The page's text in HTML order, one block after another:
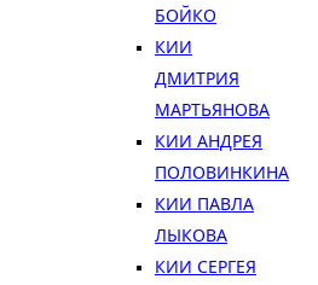
БОЙКО
КИИ
ДМИТРИЯ
МАРТЬЯНОВА
КИИ АНДРЕЯ
ПОЛОВИНКИНА
КИИ ПАВЛА
ЛЫКОВА
КИИ СЕРГЕЯ